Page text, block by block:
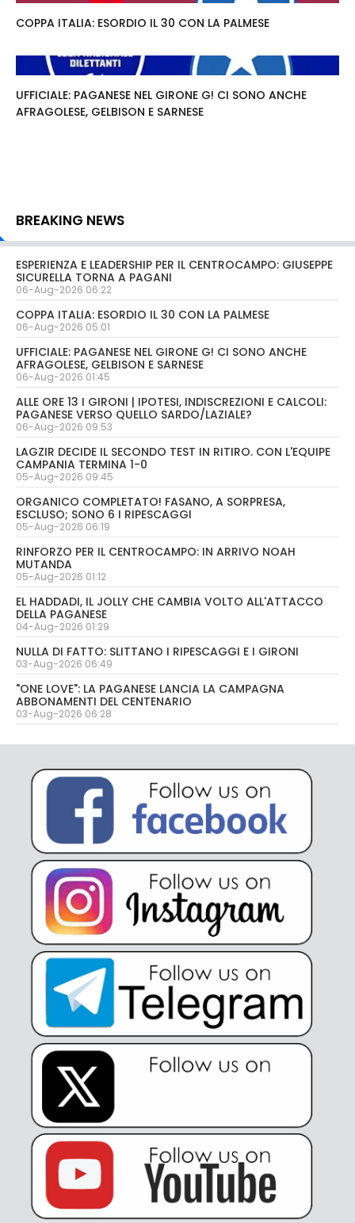
COPPA ITALIA: ESORDIO IL 30 CON LA PALMESE
UFFICIALE: PAGANESE NEL GIRONE G! CI SONO ANCHE
AFRAGOLESE, GELBISON E SARNESE
BREAKING NEWS
ESPERIENZA E LEADERSHIP PER IL CENTROCAMPO: GIUSEPPE
SICURELLA TORNA A PAGANI
06-Aug-2026 06:22
COPPA ITALIA: ESORDIO IL 30 CON LA PALMESE
06-Aug-2026 05:01
UFFICIALE: PAGANESE NEL GIRONE G! CI SONO ANCHE
AFRAGOLESE, GELBISON E SARNESE
06-Aug-2026 01:45
ALLE ORE 13 I GIRONI | IPOTESI, INDISCREZIONI E CALCOLI:
PAGANESE VERSO QUELLO SARDO/LAZIALE?
06-Aug-2026 09:53
LAGZIR DECIDE IL SECONDO TEST IN RITIRO. CON L'EQUIPE
CAMPANIA TERMINA 1-0
05-Aug-2026 09:45
ORGANICO COMPLETATO! FASANO, A SORPRESA,
ESCLUSO; SONO 6 I RIPESCAGGI
05-Aug-2026 06:19
RINFORZO PER IL CENTROCAMPO: IN ARRIVO NOAH
MUTANDA
05-Aug-2026 01:12
EL HADDADI, IL JOLLY CHE CAMBIA VOLTO ALL'ATTACCO
DELLA PAGANESE
04-Aug-2026 01:29
NULLA DI FATTO: SLITTANO I RIPESCAGGI E I GIRONI
03-Aug-2026 06:49
"ONE LOVE": LA PAGANESE LANCIA LA CAMPAGNA
ABBONAMENTI DEL CENTENARIO
03-Aug-2026 06:28